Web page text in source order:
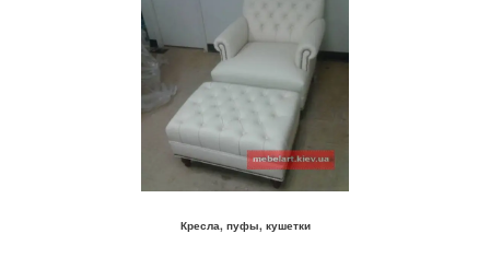
Кресла, пуфы, кушетки